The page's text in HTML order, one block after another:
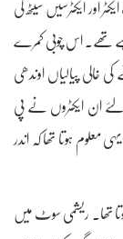
اور ایکٹرسیں سیٹھ کی
رہے تھے۔ اس چوبی کمرے
خالی پیالیاں اوندھی
لئے ان ایکٹروں نے پی
ہوتا تھا کہ اندر
تھا۔ ریشمی سوٹ میں